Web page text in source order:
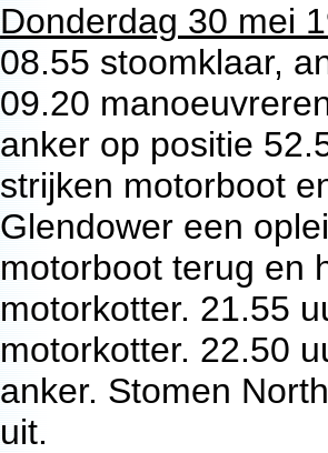
Donderdag 30 mei
08.55 stoomklaar,
09.20
anker op positie
strijken motorboot
Glendower een
motorboot terug en
motorkotter. 21.55
motorkotter. 22.50
anker. Stomen
uit.